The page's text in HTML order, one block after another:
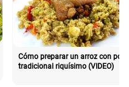
Cómo preparar un arroz con pollo
tradicional riquísimo (VIDEO)